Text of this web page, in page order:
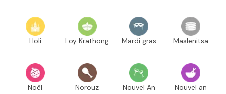
Holi Loy Krathong Mardi gras Maslenitsa
Noël Norouz Nouvel An
Nouvel an